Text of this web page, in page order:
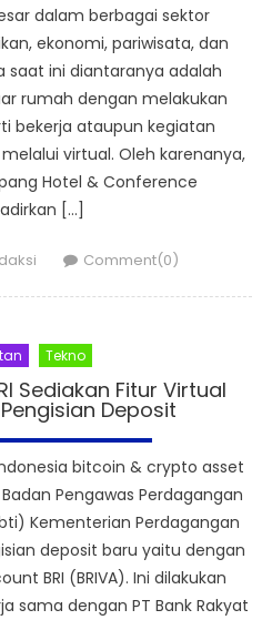
dalam berbagai sektor
ekonomi, pariwisata, dan
saat ini diantaranya adalah
rumah dengan melakukan
bekerja ataupun kegiatan
virtual. Oleh karenanya,
Hotel & Conference
[…]
Comment(0)
Tekno
Sediakan Fitur Virtual
Deposit
bitcoin & crypto asset
Pengawas Perdagangan
Kementerian Perdagangan
deposit baru yaitu dengan
BRI (BRIVA). Ini dilakukan
sama dengan PT Bank Rakyat